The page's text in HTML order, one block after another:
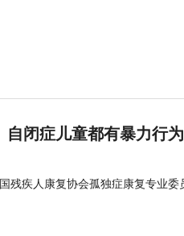
自闭症儿童都有暴力行
残疾人康复协会孤独症康复专业委